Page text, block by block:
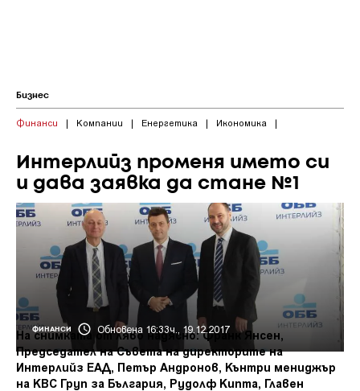
Бизнес
Финанси | Компании | Енергетика | Икономика |
Интерлийз променя името си
и дава заявка да стане №1
ФИНАНСИ Обновена 16:33ч., 19.12.2017
На снимката от ляво надясно: Франк Янсен,
Председател на Съвета на директорите на
Интерлийз ЕАД, Петър Андронов, Кънтри мениджър
на KBC Груп за България, Рудолф Кипта, Главен